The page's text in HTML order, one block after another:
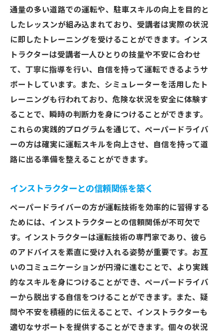
自信を持って運転するためのサポート
運転に対する肯定的な意識を持つ
未来の安全運転を目指して
通量の多い道路での運転や、駐車スキルの向上を目的と
したレッスンが組み込まれており、受講者は実際の状況
に即したトレーニングを受けることができます。インス
トラクターは受講者一人ひとりの技量や不安に合わせ
て、丁寧に指導を行い、自信を持って運転できるようサ
ポートしています。また、シミュレーターを活用したト
レーニングも行われており、危険な状況を安全に体験す
ることで、瞬時の判断力を身につけることができます。
これらの実践的プログラムを通じて、ペーパードライバ
ーの方は確実に運転スキルを向上させ、自信を持って道
路に出る準備を整えることができます。
インストラクターとの信頼関係を築く
ペーパードライバーの方が運転技術を効率的に習得する
ためには、インストラクターとの信頼関係が不可欠で
す。インストラクターは運転技術の専門家であり、彼ら
のアドバイスを素直に受け入れる姿勢が重要です。お互
いのコミュニケーションが円滑に進むことで、より実践
的なスキルを身につけることができ、ペーパードライバ
ーから脱出する自信をつけることができます。また、疑
問や不安を積極的に伝えることで、インストラクターも
適切なサポートを提供することができます。個々の状況